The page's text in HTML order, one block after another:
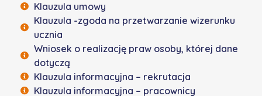
Klauzula umowy
Klauzula -zgoda na przetwarzanie wizerunku
ucznia
Wniosek o realizację praw osoby, której dane
dotyczą
Klauzula informacyjna – rekrutacja
Klauzula informacyjna – pracownicy